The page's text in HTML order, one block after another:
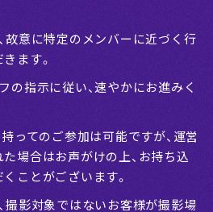
故意に特定のメンバーに近づく行
ます。
の指示に従い、速やかにお進みく
ってのご参加は可能ですが、運営
場合はお声がけの上、お持ち込
ことがございます。
撮影対象ではないお客様が撮影場